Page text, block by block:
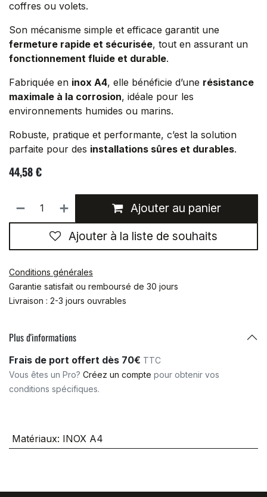
coffres ou volets.
Son mécanisme simple et efficace garantit une
fermeture rapide et sécurisée, tout en assurant un
fonctionnement fluide et durable.
Fabriquée en inox A4, elle bénéficie d’une résistance
maximale à la corrosion, idéale pour les
environnements humides ou marins.
Robuste, pratique et performante, c’est la solution
parfaite pour des installations sûres et durables.
44,58€
Ajouter au panier
Ajouter à la liste de souhaits
Conditions générales
Garantie satisfait ou remboursé de 30 jours
Livraison : 2-3 jours ouvrables
Plus d'informations
Frais de port offert dès 70€ TTC
Vous êtes un Pro? Créez un compte pour obtenir vos
conditions spécifiques.
Matériaux: INOX A4